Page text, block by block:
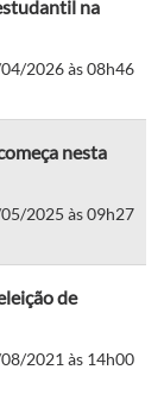
na
2026 às 08h46
nesta
2025 às 09h27
de
2021 às 14h00